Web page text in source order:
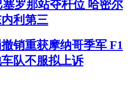
罗那站夺杆位 哈密尔
利第三
销重获摩纳哥季军 F1
队不服拟上诉